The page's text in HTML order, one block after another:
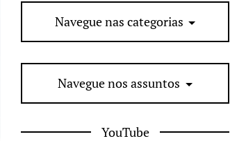
Navegue nas categorias
Navegue nos assuntos
YouTube